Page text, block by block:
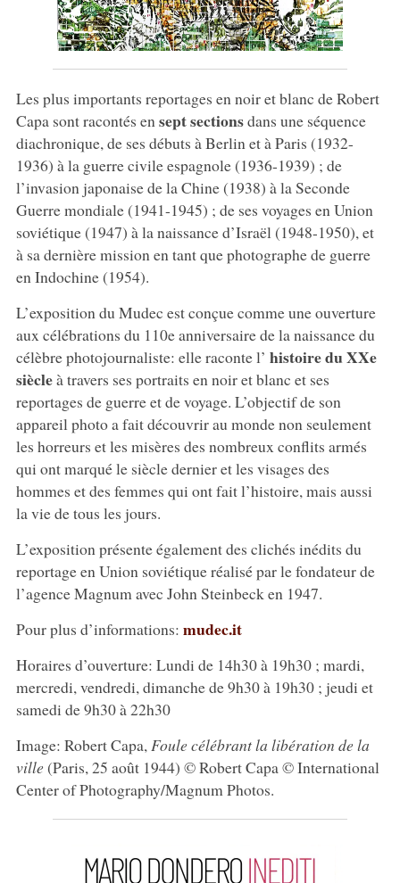
Les plus importants reportages en noir et blanc de Robert
Capa sont racontés en sept sectionsdans une séquence
diachronique, de ses débuts à Berlin et à Paris (1932-
1936) à la guerre civile espagnole (1936-1939) ; de
l’invasion japonaise de la Chine (1938) à la Seconde
Guerre mondiale (1941-1945) ; de ses voyages en Union
soviétique (1947) à la naissance d’Israël (1948-1950), et
à sa dernière mission en tant que photographe de guerre
en Indochine (1954).
L’exposition du Mudec est conçue comme une ouverture
aux célébrations du 110e anniversaire de la naissance du
célèbre photojournaliste: elle raconte l’ histoire du XXe
siècleà travers ses portraits en noir et blanc et ses
reportages de guerre et de voyage. L’objectif de son
appareil photo a fait découvrir au monde non seulement
les horreurs et les misères des nombreux conflits armés
qui ont marqué le siècle dernier et les visages des
hommes et des femmes qui ont fait l’histoire, mais aussi
la vie de tous les jours.
L’exposition présente également des clichés inédits du
reportage en Union soviétique réalisé par le fondateur de
l’agence Magnum avec John Steinbeck en 1947.
Pour plus d’informations: mudec.it
Horaires d’ouverture: Lundi de 14h30 à 19h30 ; mardi,
mercredi, vendredi, dimanche de 9h30 à 19h30 ; jeudi et
samedi de 9h30 à 22h30
Image: Robert Capa, Foule célébrant la libération de la
ville(Paris, 25 août 1944) © Robert Capa © International
Center of Photography/Magnum Photos.